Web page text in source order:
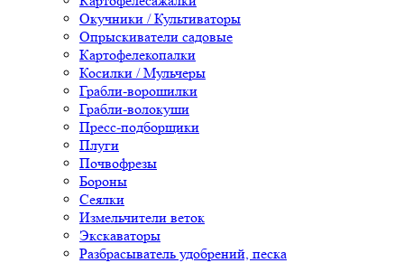
Окучники / Культиваторы
Опрыскиватели садовые
Картофелекопалки
Косилки / Мульчеры
Грабли-ворошилки
Грабли-волокуши
Пресс-подборщики
Плуги
Почвофрезы
Бороны
Сеялки
Измельчители веток
Экскаваторы
Разбрасыватель удобрений, песка